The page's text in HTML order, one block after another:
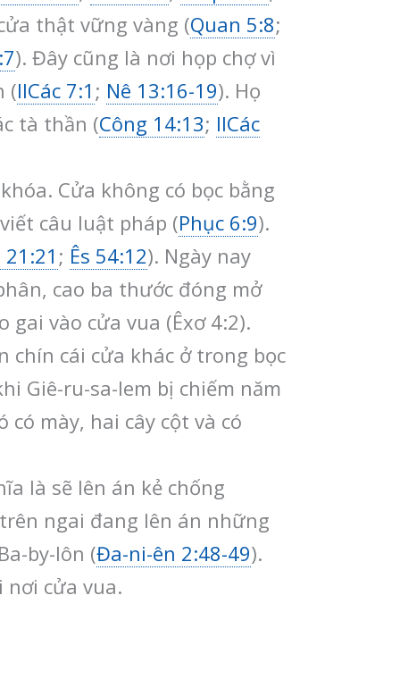
thật vững vàng (Quan 5:8;
). Đây cũng là nơi họp chợ vì
(IICác 7:1 ; Nê 13:16-19). Họ
tà thần (Công 14:13; IICác
Cửa không có bọc bằng
câu luật pháp (Phục 6:9).
; Ês 54:12). Ngày nay
cao ba thước đóng mở
vào cửa vua (Êxơ 4:2).
chín cái cửa khác ở trong bọc
Giê-ru-sa-lem bị chiếm năm
có mày, hai cây cột và có
là sẽ lên án kẻ chống
ngai đang lên án những
by-lôn (Đa-ni-ên 2:48-49).
nơi cửa vua.